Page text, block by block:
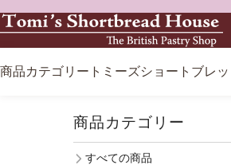
商品カテゴリー
オンライン限定プチギフト
トミーズショートブレ
お菓子の自販機 Sweets
商品カテゴリー
すべての商品